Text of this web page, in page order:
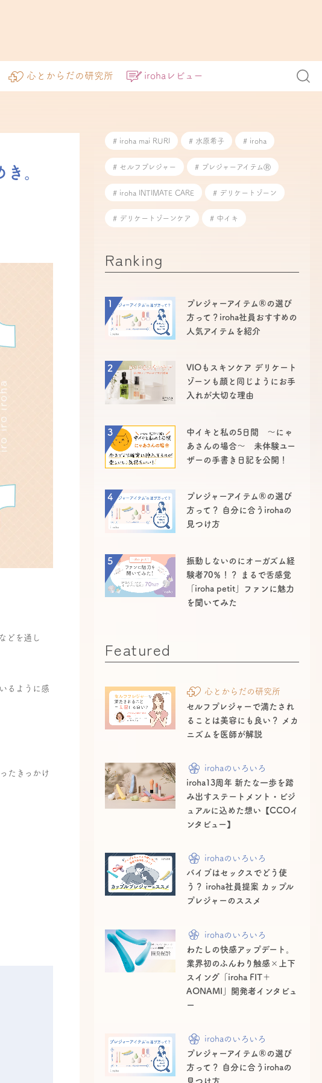
心とからだの研究所 irohaレビュー
。
どを通し
るように感
たきっかけ
# iroha mai RURI # 水原希子 # iroha
# セルフプレジャー # プレジャーアイテムⓇ
# iroha INTIMATE CARE # デリケートゾーン
# デリケートゾーンケア # 中イキ
Ranking
1
プレジャーアイテム®の選び
方って？iroha社員おすすめの
人気アイテムを紹介
2
VIOもスキンケア デリケート
ゾーンも顔と同じようにお手
入れが大切な理由
3
中イキと私の5日間 ～にゃ
あさんの場合～ 未体験ユー
ザーの手書き日記を公開！
4
プレジャーアイテム®の選び
方って？ 自分に合うirohaの
見つけ方
5
振動しないのにオーガズム経
験者70％！？ まるで舌感覚
「iroha petit」ファンに魅力
を聞いてみた
Featured
心とからだの研究所
セルフプレジャーで満たされ
ることは美容にも良い？ メカ
ニズムを医師が解説
irohaのいろいろ
iroha13周年 新たな一歩を踏
み出すステートメント・ビジ
ュアルに込めた想い【CCOイ
ンタビュー】
irohaのいろいろ
バイブはセックスでどう使
う？ iroha社員提案 カップル
プレジャーのススメ
irohaのいろいろ
わたしの快感アップデート。
業界初のふんわり触感×上下
スイング「iroha FIT＋
AONAMI」開発者インタビュ
ー
irohaのいろいろ
プレジャーアイテム®の選び
方って？ 自分に合うirohaの
見つけ方